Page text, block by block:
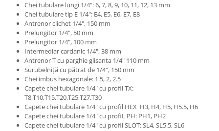
Pachete Incorporabile
Pirostrii & Arzatoare
Plasa umbrire
Pompe de stropit
Radiatoare
Semanatoare,Plantatoare
Sobe pe gaz & electrice
Suflante & Aspiratoare
Chei tubulare lungi 1/4": 6, 7, 8, 9, 10, 11, 12, 13 mm
Chei tubulare tip E 1/4": E4, E5, E6, E7, E8
Antrenor clichet 1/4", 150 mm
Prelungitor 1/4", 50 mm
Prelungitor 1/4", 100 mm
Intermediar cardanic 1/4", 38 mm
Antrenor T cu parghie glisanta 1/4" 110 mm
Surubelniță cu pătrat de 1/4", 150 mm
Chei imbus hexagonale: 1.5, 2, 2.5
Capete chei tubulare 1/4" cu profil TX:
T8,T10,T15,T20,T25,T27,T30
Capete chei tubulare 1/4" cu profil HEX H3, H4, H5, H5.5, H6
Capete chei tubulare 1/4" cu profiL PH: PH1, PH2
Capete chei tubulare 1/4" cu profil SLOT: SL4, SL5.5, SL6